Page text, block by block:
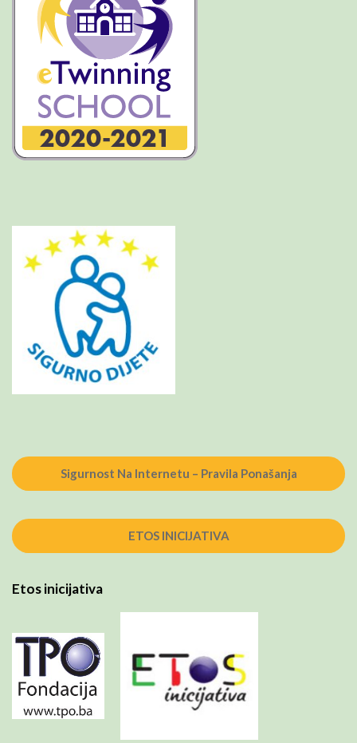
Sigurnost Na Internetu – Pravila Ponašanja
ETOS INICIJATIVA
Etos inicijativa